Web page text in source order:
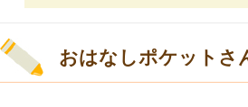
おはなしポケットさ